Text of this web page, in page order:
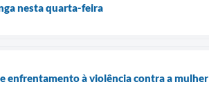
nesta quarta-feira
enfrentamento à violência contra a mulher